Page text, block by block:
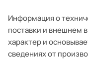
Информация о
поставки и внешнем
характер и
сведениях от